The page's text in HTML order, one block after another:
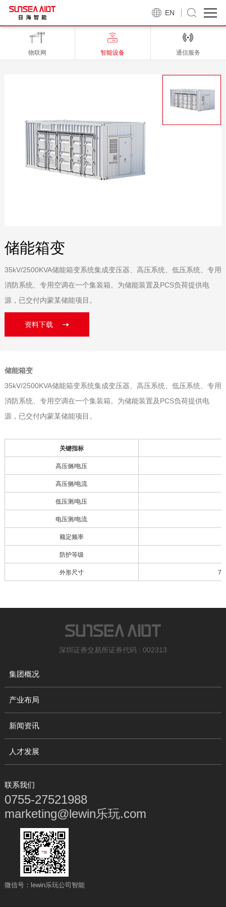
EN
物联网 智能设备 通信服务
储能箱变
35kV/2500KVA储能箱变系统集成变压器、高压系统、低压系统、专用
消防系统、专用空调在一个集装箱。为储能装置及PCS负荷提供电
源，已交付内蒙某储能项目。
资料下载
储能箱变
35kV/2500KVA储能箱变系统集成变压器、高压系统、低压系统、专用
消防系统、专用空调在一个集装箱。为储能装置及PCS负荷提供电
源，已交付内蒙某储能项目。
关键指标
高压侧/电压
高压侧/电流
低压测/电压
电压测/电流
额定频率
防护等级
外形尺寸
深圳证券交易所证券代码 : 002313
集团概况
产业布局
新闻资讯
人才发展
联系我们
0755-27521988
marketing@lewin乐玩.com
微信号：lewin乐玩公司智能